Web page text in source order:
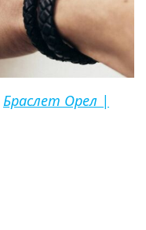
Браслет Орел |